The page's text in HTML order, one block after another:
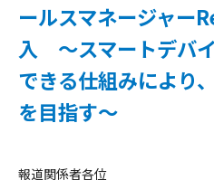
ールスマネージャー
入 ～スマートデバ
できる仕組みにより
を目指す～
報道関係者各位